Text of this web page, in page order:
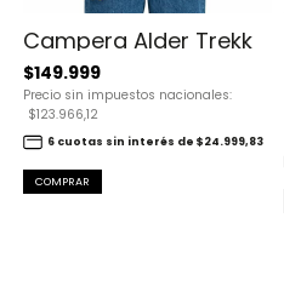
Campera Alder Trekk
$149.999
Precio sin impuestos nacionales:
$123.966,12
6 cuotas sin interés de $24.999,83
COMPRAR